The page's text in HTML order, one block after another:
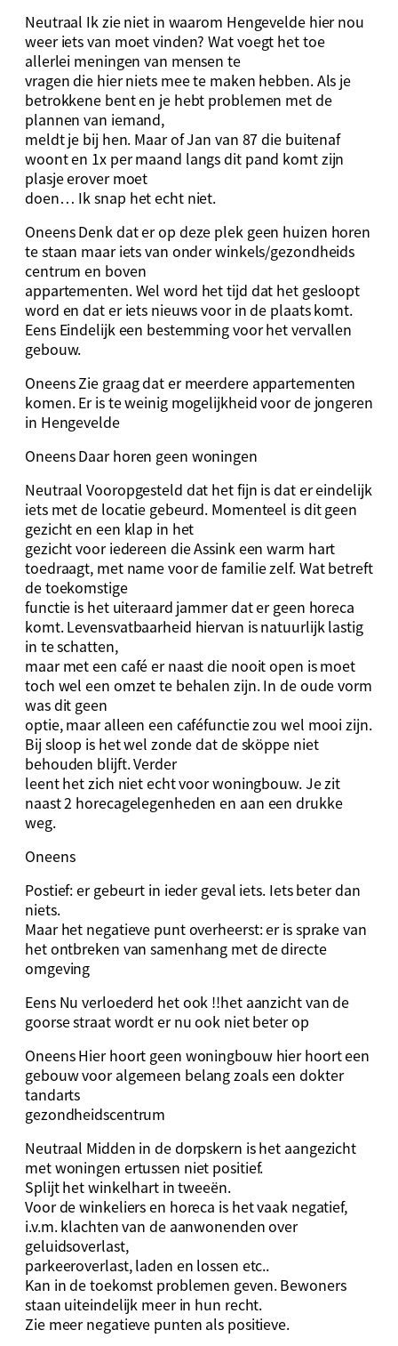
Neutraal Ik zie niet in waarom Hengevelde hier nou
weer iets van moet vinden? Wat voegt het toe
allerlei meningen van mensen te
vragen die hier niets mee te maken hebben. Als je
betrokkene bent en je hebt problemen met de
plannen van iemand,
meldt je bij hen. Maar of Jan van 87 die buitenaf
woont en 1x per maand langs dit pand komt zijn
plasje erover moet
doen… Ik snap het echt niet.
Oneens Denk dat er op deze plek geen huizen horen
te staan maar iets van onder winkels/gezondheids
centrum en boven
appartementen. Wel word het tijd dat het gesloopt
word en dat er iets nieuws voor in de plaats komt.
Eens Eindelijk een bestemming voor het vervallen
gebouw.
Oneens Zie graag dat er meerdere appartementen
komen. Er is te weinig mogelijkheid voor de jongeren
in Hengevelde
Oneens Daar horen geen woningen
Neutraal Vooropgesteld dat het fijn is dat er eindelijk
iets met de locatie gebeurd. Momenteel is dit geen
gezicht en een klap in het
gezicht voor iedereen die Assink een warm hart
toedraagt, met name voor de familie zelf. Wat betreft
de toekomstige
functie is het uiteraard jammer dat er geen horeca
komt. Levensvatbaarheid hiervan is natuurlijk lastig
in te schatten,
maar met een café er naast die nooit open is moet
toch wel een omzet te behalen zijn. In de oude vorm
was dit geen
optie, maar alleen een caféfunctie zou wel mooi zijn.
Bij sloop is het wel zonde dat de sköppe niet
behouden blijft. Verder
leent het zich niet echt voor woningbouw. Je zit
naast 2 horecagelegenheden en aan een drukke
weg.
Oneens
Postief: er gebeurt in ieder geval iets. Iets beter dan
niets.
Maar het negatieve punt overheerst: er is sprake van
het ontbreken van samenhang met de directe
omgeving
Eens Nu verloederd het ook !!het aanzicht van de
goorse straat wordt er nu ook niet beter op
Oneens Hier hoort geen woningbouw hier hoort een
gebouw voor algemeen belang zoals een dokter
tandarts
gezondheidscentrum
Neutraal Midden in de dorpskern is het aangezicht
met woningen ertussen niet positief.
Splijt het winkelhart in tweeën.
Voor de winkeliers en horeca is het vaak negatief,
i.v.m. klachten van de aanwonenden over
geluidsoverlast,
parkeeroverlast, laden en lossen etc..
Kan in de toekomst problemen geven. Bewoners
staan uiteindelijk meer in hun recht.
Zie meer negatieve punten als positieve.